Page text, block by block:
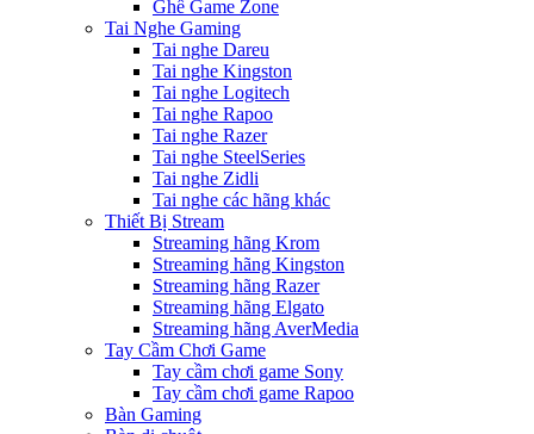
Ghế Game Zone
Tai Nghe Gaming
Tai nghe Dareu
Tai nghe Kingston
Tai nghe Logitech
Tai nghe Rapoo
Tai nghe Razer
Tai nghe SteelSeries
Tai nghe Zidli
Tai nghe các hãng khác
Thiết Bị Stream
Streaming hãng Krom
Streaming hãng Kingston
Streaming hãng Razer
Streaming hãng Elgato
Streaming hãng AverMedia
Tay Cầm Chơi Game
Tay cầm chơi game Sony
Tay cầm chơi game Rapoo
Bàn Gaming